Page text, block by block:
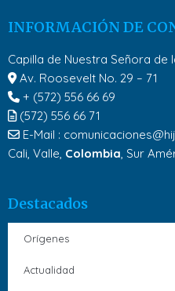
INFORMACIÓN DE
Capilla de Nuestra Señora de
Av. Roosevelt No. 29 – 71
+ (572) 556 66 69
(572) 556 66 71
E-Mail :
Cali, Valle, Colombia, Sur
Destacados
Orígenes
Actualidad